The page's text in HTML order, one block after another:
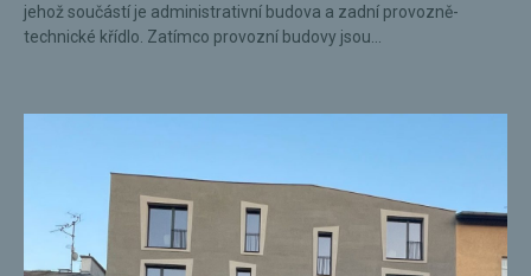
jehož součástí je administrativní budova a zadní provozně-
technické křídlo. Zatímco provozní budovy jsou...